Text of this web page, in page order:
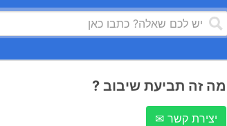
מה זה תביעת שיבוב ?
יצירת קשר ✉